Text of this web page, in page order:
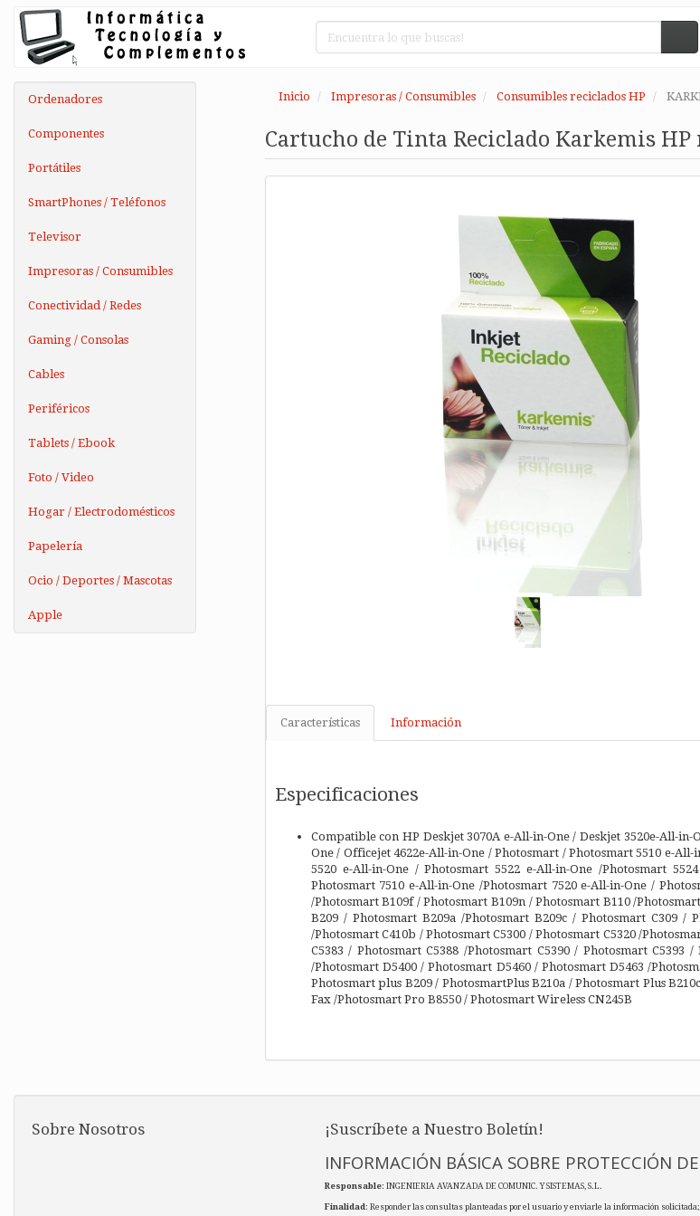
Ordenadores
Componentes
Portátiles
SmartPhones / Teléfonos
Televisor
Impresoras / Consumibles
Conectividad / Redes
Gaming / Consolas
Cables
Periféricos
Tablets / Ebook
Foto / Video
Hogar / Electrodomésticos
Papelería
Ocio / Deportes / Mascotas
Apple
Inicio Impresoras / Consumibles Consumibles reciclados HP
Cartucho de Tinta Reciclado Karkemis HP
Características Información
Especificaciones
Compatible con HP Deskjet 3070A e-All-in-One / Deskjet 3520e-All-
One / Officejet 4622e-All-in-One / Photosmart / Photosmart 5510 e-
5520 e-All-in-One / Photosmart 5522 e-All-in-One /Photosmart
Photosmart 7510 e-All-in-One /Photosmart 7520 e-All-in-One /
/Photosmart B109f / Photosmart B109n / Photosmart B110 /
B209 / Photosmart B209a /Photosmart B209c / Photosmart C309 /
/Photosmart C410b / Photosmart C5300 / Photosmart C5320 /
C5383 / Photosmart C5388 /Photosmart C5390 / Photosmart C5393
/Photosmart D5400 / Photosmart D5460 / Photosmart D5463 /
Photosmart plus B209 / PhotosmartPlus B210a / Photosmart Plus
Fax /Photosmart Pro B8550 / Photosmart Wireless CN245B
Sobre Nosotros ¡Suscríbete a Nuestro Boletín!
INFORMACIÓN BÁSICA SOBRE PROTECCIÓN
Responsable: INGENIERIA AVANZADA DE COMUNIC. Y SISTEMAS, S.L.
Finalidad: Responder las consultas planteadas por el usuario y enviarle la información solicitada;